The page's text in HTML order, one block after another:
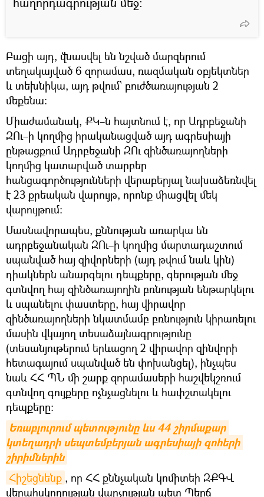
Բացի այդ, վնասվել են նշված մարզերում
տեղակայված 6 զորամաս, ռազմական օբյեկտներ
և տեխնիկա, այդ թվում՝ բուժծառայության 2
մեքենա:
Միաժամանակ, ՔԿ–ն հայտնում է, որ Ադրբեջանի
ԶՈւ–ի կողմից իրականացված այդ ագրեսիայի
ընթացքում Ադրբեջանի ԶՈւ զինծառայողների
կողմից կատարված տարբեր
հանցագործությունների վերաբերյալ նախաձեռնվել
է 23 քրեական վարույթ, որոնք միացվել մեկ
վարույթում:
Մասնավորապես, քննության առարկա են
ադրբեջանական ԶՈւ–ի կողմից մարտադաշտում
սպանված հայ զիվորների (այդ թվում նաև կին)
դիակներն անարգելու դեպքերը, գերության մեջ
գտնվող հայ զինծառայողին բռնության ենթարկելու
և սպանելու փաստերը, հայ վիրավոր
զինծառայողների նկատմամբ բռնություն կիրառելու
մասին վկայող տեսաձայնագրությունը
(տեսանյութերում երևացող 2 վիրավոր զինվորի
հետագայում սպանված են փոխանցել), ինչպես
նաև ՀՀ ՊՆ մի շարք զորամասերի հաշվեկշռում
գտնվող գույքերը ոչնչացնելու և հափշտակելու
դեպքերը։
Եռաբլուրում պետությունը ևս 44 շիրմաքար
կտեղադրի սեպտեմբերյան ագրեսիայի զոհերի
շիրիմներին
Հիշեցնենք , որ ՀՀ քննչական կոմիտեի ԶՔԳՎ
վերահսկողության վարչության պետ Պերճ